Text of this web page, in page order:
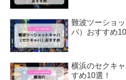
難波ツーショ
バ）おすすめ10
横浜のセクキ
すめ10選！